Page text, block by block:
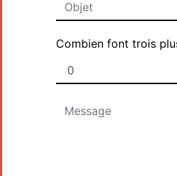
Combien font trois